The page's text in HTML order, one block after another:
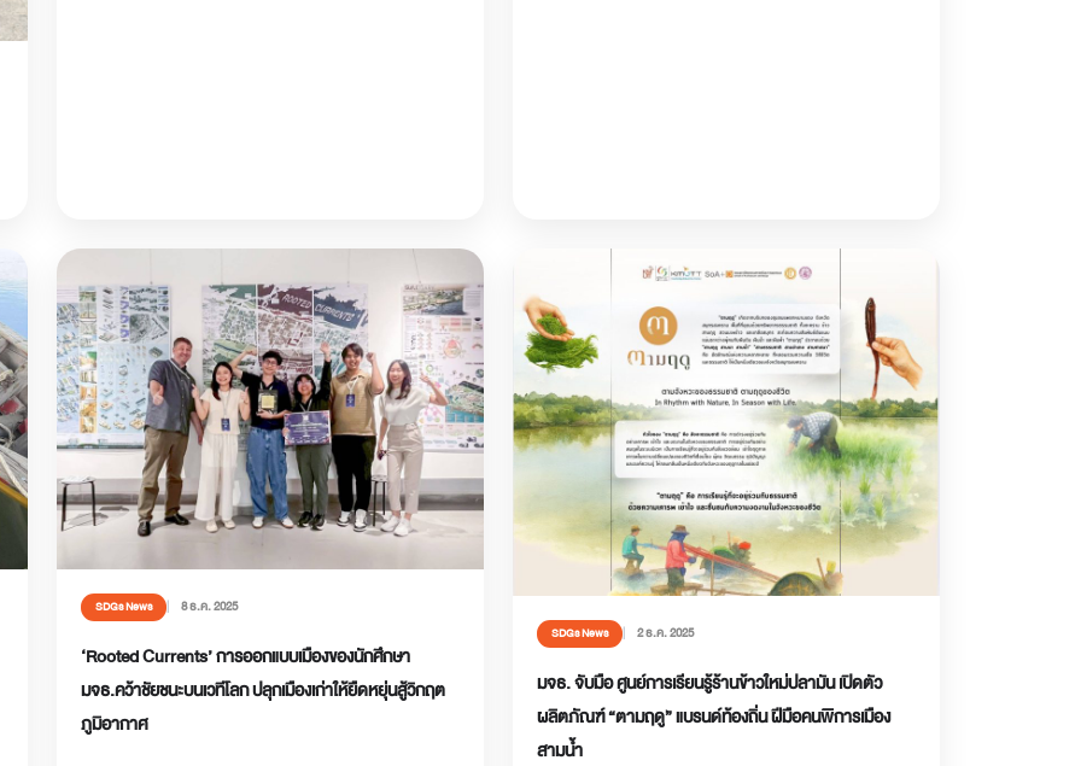
SDGs News 8 ธ.ค. 2025
‘Rooted Currents’ การออกแบบเมืองของนักศึกษา
มจธ.คว้าชัยชนะบนเวทีโลก ปลุกเมืองเก่าให้ยืดหยุ่นสู้วิกฤต
ภูมิอากาศ
SDGs News 2 ธ.ค. 2025
มจธ. จับมือ ศูนย์การเรียนรู้ร้านข้าวใหม่ปลามัน เปิดตัว
ผลิตภัณฑ์ “ตามฤดู” แบรนด์ท้องถิ่น ฝีมือคนพิการเมือง
สามน้ำ